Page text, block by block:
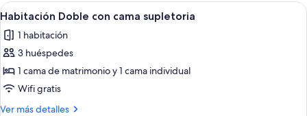
Abrir
todas
las
fotos
de
Habitación
Doble
Habitación de hotel con dos camas,
4
Habitación Doble con cama supletoria
1 habitación
3 huéspedes
1 cama de matrimonio y 1 cama individual
Wifi gratis
Ver más detalles
Más